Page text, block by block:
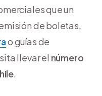
que un
de boletas,
o guías de
llevar el número